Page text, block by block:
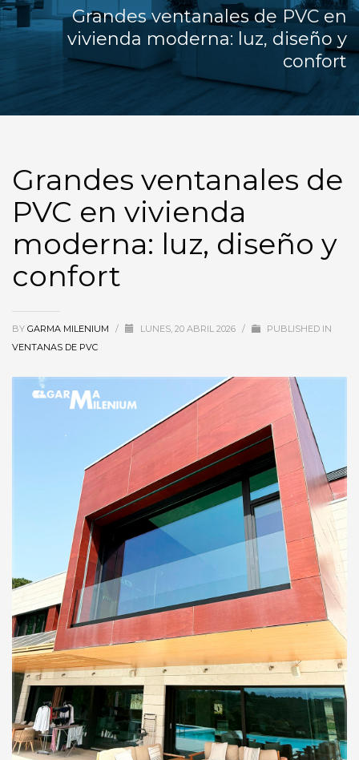
Grandes ventanales de PVC en
vivienda moderna: luz, diseño y
confort
Grandes ventanales de
PVC en vivienda
moderna: luz, diseño y
confort
BY GARMA MILENIUM / LUNES, 20 ABRIL 2026 /
PUBLISHED IN
VENTANAS DE PVC